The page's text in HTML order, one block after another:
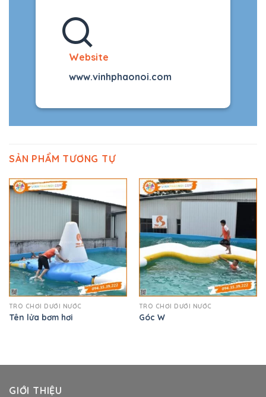
Website
www.vinhphaonoi.com
SẢN PHẨM TƯƠNG TỰ
TRÒ CHƠI DƯỚI NƯỚC
Tên lửa bơm hơi
TRÒ CHƠI DƯỚI NƯỚC
Góc W
GIỚI THIỆU